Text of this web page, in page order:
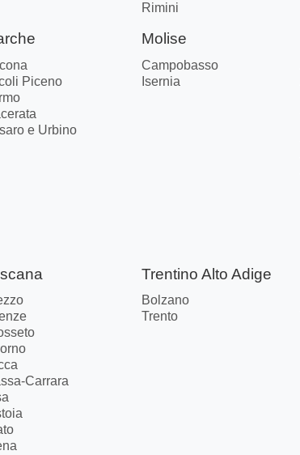
Rimini
Piceno
e Urbino
Molise
Campobasso
Isernia
Carrara
Trentino Alto Adige
Bolzano
Trento